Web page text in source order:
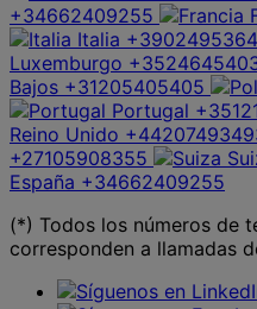
+34662409255
Italia
Luxemburgo
Bajos +31205405405
Portugal
Reino Unido
+27105908355
España +34662409255
(*) Todos los números de
corresponden a llamadas